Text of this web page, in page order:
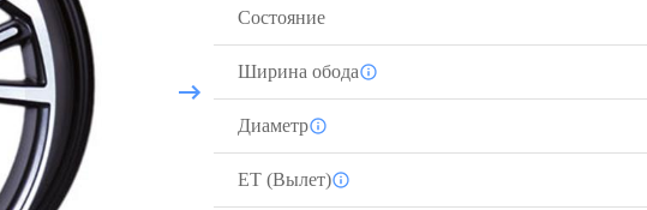
Состояние
Ширина обода
Диаметр
ЕТ (Вылет)